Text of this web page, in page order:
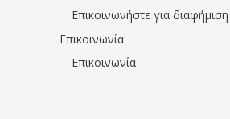
Επικοινωνήστε για διαφήμιση
Επικοινωνία
Επικοινωνία